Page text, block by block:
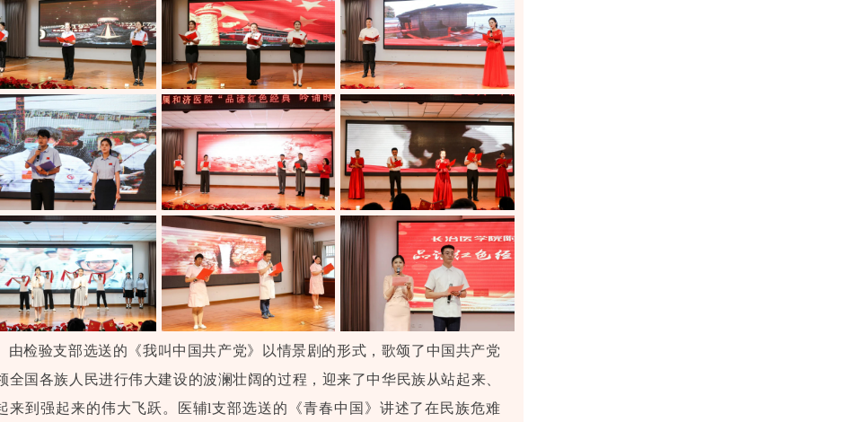
由检验支部选送的《我叫中国共产党》以情景剧的形式，歌颂了中国共产党
全国各族人民进行伟大建设的波澜壮阔的过程，迎来了中华民族从站起来、
来到强起来的伟大飞跃。医辅l支部选送的《青春中国》讲述了在民族危难